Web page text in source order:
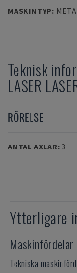
MASKINTYP:
Teknisk
LASER
RÖRELSE
ANTAL AXLAR: 3
Ytterligare
Maskinfördelar
Tekniska